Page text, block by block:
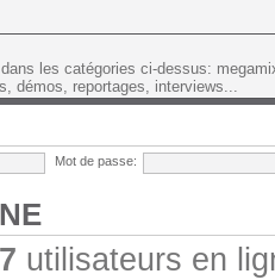
les catégories ci-dessus:
démos, reportages, interviews...
Mot de passe:
utilisateurs en